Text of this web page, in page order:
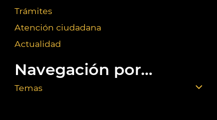
Trámites
Atención ciudadana
Actualidad
Navegación por...
Temas